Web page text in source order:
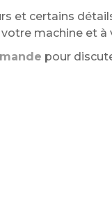
et certains
machine et à
pour